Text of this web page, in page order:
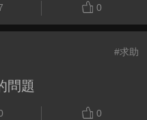
0
#求助
問題
0